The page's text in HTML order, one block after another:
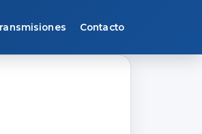
Contacto